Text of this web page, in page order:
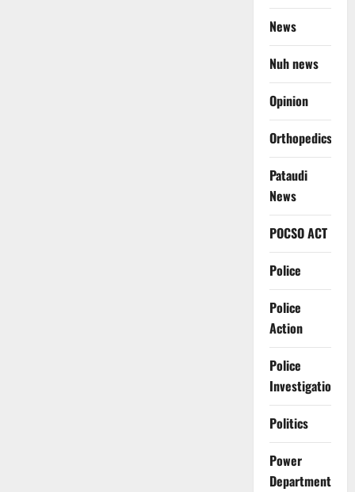
News
Nuh news
Opinion
Orthopedics
Pataudi
News
POCSO ACT
Police
Police
Action
Police
Investigation
Politics
Power
Department